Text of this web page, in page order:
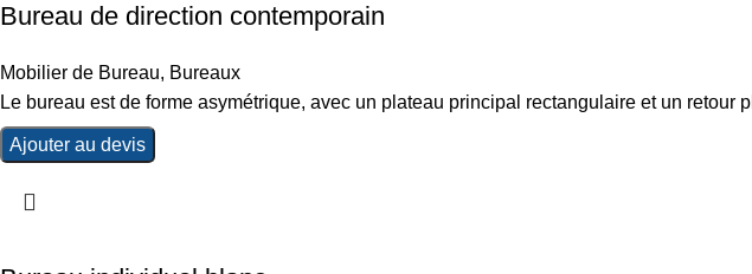
Bureau de direction contemporain
Mobilier de Bureau, Bureaux
Le bureau est de forme asymétrique, avec un plateau principal rectangulaire et un retour
Ajouter au devis